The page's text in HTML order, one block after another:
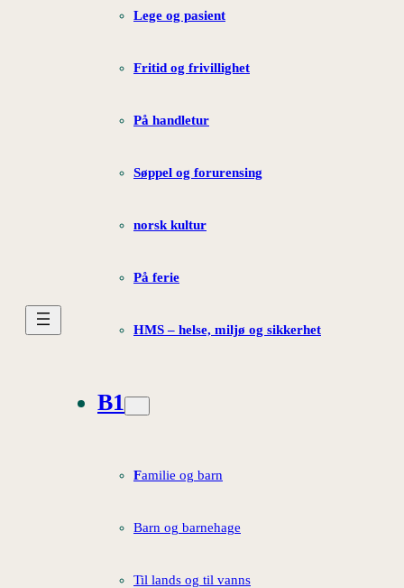
Lege og pasient
Fritid og frivillighet
På handletur
Søppel og forurensing
norsk kultur
På ferie
HMS – helse, miljø og sikkerhet
B1
Familie og barn
Barn og barnehage
Til lands og til vanns